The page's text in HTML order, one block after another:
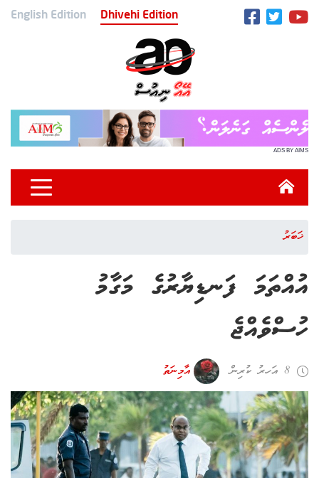
English Edition Dhivehi Edition
ADS BY AIMS
ޚަބަރު
އުއްތަމަ ފަނޑިޔާރުގެ މަގާމު
ހުސްވެއްޖެ
8 އަހރު ކުރިން އާމިނަތު